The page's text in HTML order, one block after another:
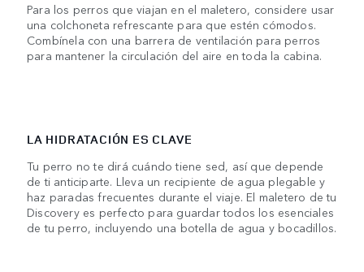
Para los perros que viajan en el maletero, considere usar
una colchoneta refrescante para que estén cómodos.
Combínela con una barrera de ventilación para perros
para mantener la circulación del aire en toda la cabina.
LA HIDRATACIÓN ES CLAVE
Tu perro no te dirá cuándo tiene sed, así que depende
de ti anticiparte. Lleva un recipiente de agua plegable y
haz paradas frecuentes durante el viaje. El maletero de tu
Discovery es perfecto para guardar todos los esenciales
de tu perro, incluyendo una botella de agua y bocadillos.